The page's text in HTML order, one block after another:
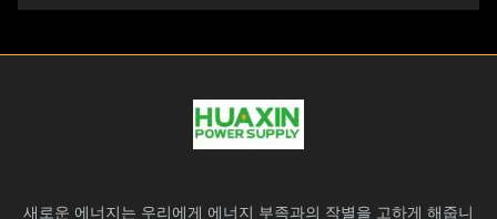
새로운 에너지는 우리에게 에너지 부족과의 작별을 고하게 해줍니